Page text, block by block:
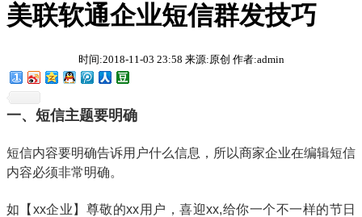
美联软通企业短信群发技巧
时间:2018-11-03 23:58 来源:原创 作者:admin
一、短信主题要明确
短信内容要明确告诉用户什么信息，所以商家企业在编辑短信
内容必须非常明确。
如【xx企业】尊敬的xx用户，喜迎xx,给你一个不一样的节日